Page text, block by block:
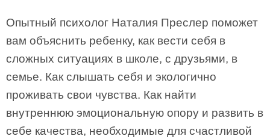
Опытный психолог Наталия Преслер поможет
вам объяснить ребенку, как вести себя в
сложных ситуациях в школе, с друзьями, в
семье. Как слышать себя и экологично
проживать свои чувства. Как найти
внутреннюю эмоциональную опору и развить в
себе качества, необходимые для счастливой